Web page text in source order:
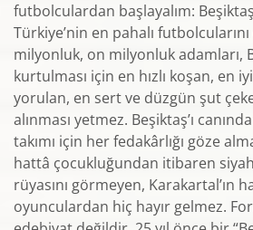
futbolculardan başlayalım:
Türkiye’nin en pahalı
milyonluk, on milyonluk adamları,
kurtulması için en hızlı koşan, en
yorulan, en sert ve düzgün şut
alınması yetmez. Beşiktaş’ı
takımı için her fedakârlığı göze
hattâ çocukluğundan itibaren
rüyasını görmeyen, Karakartal’ın
oyunculardan hiç hayır gelmez.